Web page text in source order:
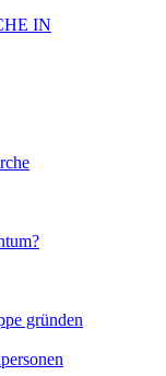
IN
gründen